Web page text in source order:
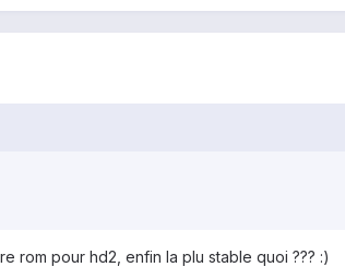
rom pour hd2, enfin la plu stable quoi ??? :)